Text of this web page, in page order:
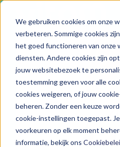
We gebruiken cookies om onze
verbeteren. Sommige cookies
het goed functioneren van onze
diensten. Andere cookies zijn
jouw websitebezoek te
toestemming geven voor alle
cookies weigeren, of jouw
beheren. Zonder een keuze
cookie-instellingen toegepast.
voorkeuren op elk moment
informatie, bekijk ons
Hier vind je ons
Onze aanpak
Over Vitam
Nieuws
Contact
Werken bij
Zoeken